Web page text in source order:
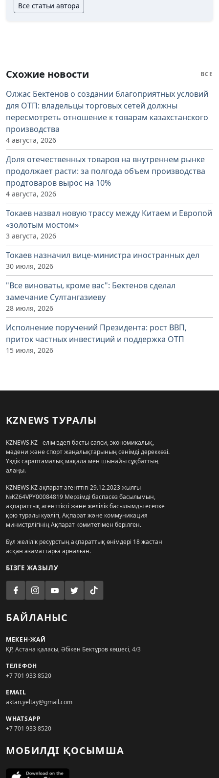
Все статьи автора
Схожие новости ВСЕ
Олжас Бектенов о создании благоприятных условий
для ОТП: владельцы торговых сетей должны
пересмотреть отношение к товарам казахстанского
производства
4 августа, 2026
Доля отечественных товаров на внутреннем рынке
продолжает расти: за полгода объем производства
продтоваров вырос на 10%
4 августа, 2026
Токаев назвал новую трассу между Китаем и Европой
«золотым мостом»
3 августа, 2026
Токаев назначил вице-министра иностранных дел
30 июля, 2026
"Все виноваты, кроме вас": Бектенов сделал
замечание Султангазиеву
28 июля, 2026
Исполнение поручений Президента: рост ВВП,
приток частных инвестиций и поддержка ОТП
15 июля, 2026
KZNEWS ТУРАЛЫ
KZNEWS.KZ - еліміздегі басты саяси, экономикалық,
мәдени және спорт жаңалықтарының сенімді дереккөзі.
Үздік сараптамалық мақала мен шынайы сұқбаттың
алаңы.
KZNEWS.KZ ақпарат агенттігі 29.12.2023 жылғы
№KZ64VPY00084819 Мерзімді баспасөз басылымын,
ақпараттық агенттікті және желілік басылымды есепке
қою туралы куәлігі, Ақпарат және коммуникация
министрлігінің Ақпарат комитетімен берілген.
Бұл желілік ресурстың ақпараттық өнімдері 18 жастан
асқан азаматтарға арналған.
БІЗГЕ ЖАЗЫЛУ
БАЙЛАНЫС
МЕКЕН-ЖАЙ
ҚР, Астана қаласы, Әбікен Бектұров көшесі, 4/3
ТЕЛЕФОН
+7 701 933 8520
EMAIL
aktan.yeltay@gmail.com
WHATSAPP
+7 701 933 8520
МОБИЛДІ ҚОСЫМША